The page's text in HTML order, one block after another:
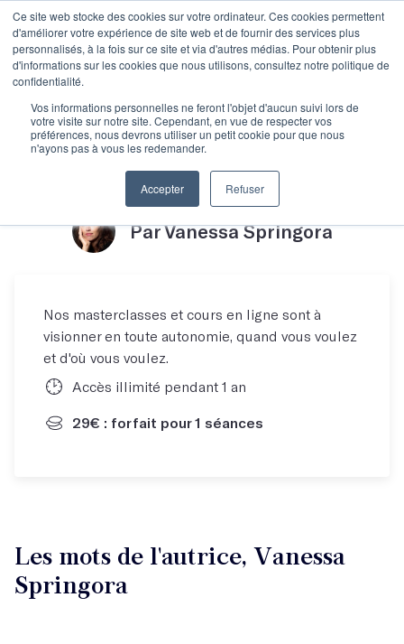
Ce site web stocke des cookies sur votre ordinateur. Ces cookies permettent
d'améliorer votre expérience de site web et de fournir des services plus
personnalisés, à la fois sur ce site et via d'autres médias. Pour obtenir plus
d'informations sur les cookies que nous utilisons, consultez notre politique de
confidentialité.
Vos informations personnelles ne feront l'objet d'aucun suivi lors de
votre visite sur notre site. Cependant, en vue de respecter vos
préférences, nous devrons utiliser un petit cookie pour que nous
n'ayons pas à vous les redemander.
Accepter Refuser
Masterclasse Vanessa
Springora
Par Vanessa Springora
Nos masterclasses et cours en ligne sont à
visionner en toute autonomie, quand vous voulez
et d'où vous voulez.
Accès illimité pendant 1 an
29€ : forfait pour 1 séances
Les mots de l'autrice, Vanessa
Springora